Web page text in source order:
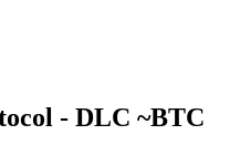
- DLC ~BTC